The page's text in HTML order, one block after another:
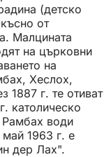
(детско
от
Малцината
на църковни
на
Хеслох,
1887 г. те отиват
католическо
води
1963 г. е
дер Лах".